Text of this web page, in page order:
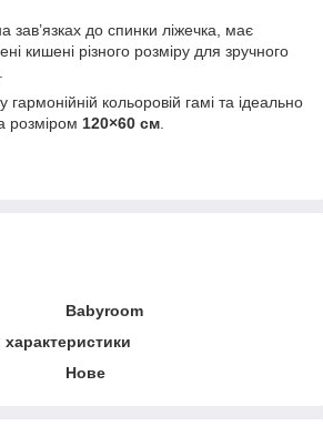
зав’язках до спинки ліжечка, має
кишені різного розміру для зручного
кольоровій гамі та ідеально
розміром 120×60 см
Babyroom
Нове